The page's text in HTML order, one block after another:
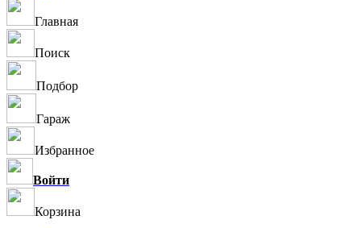
Главная
Поиск
Подбор
Гараж
Избранное
Войти
Корзина